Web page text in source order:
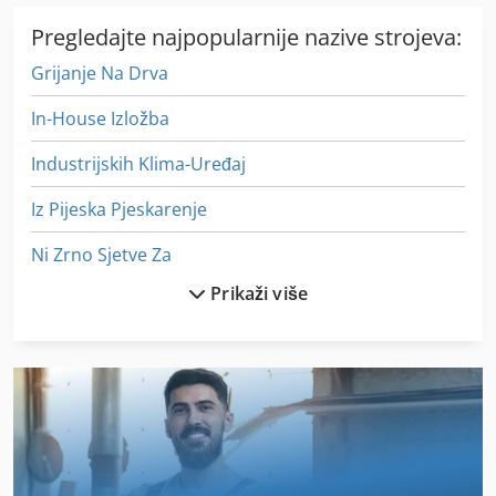
saplitanje guma, stroj za dupliranje guma, paker guma,
uređaj za dupliranje guma, triper za gume, uređaj za
spajanje guma, pakiranje guma, stroj za spoticanje guma
Pregledajte najpopularnije nazive strojeva:
Grijanje Na Drva
In-House Izložba
Industrijskih Klima-Uređaj
Iz Pijeska Pjeskarenje
Ni Zrno Sjetve Za
Okvir Za
Okvir Za Prikaz
Okvir Za Sliku
Prikaži više